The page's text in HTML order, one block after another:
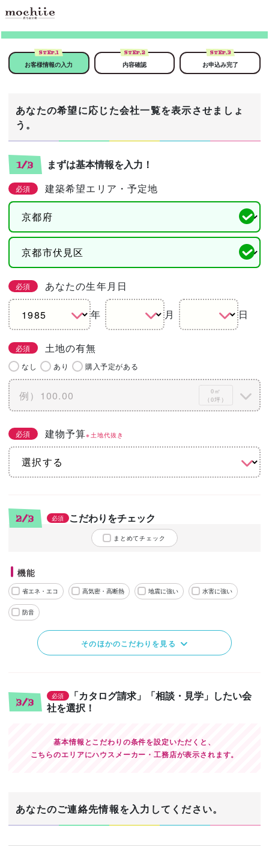
STEP.1
お客様情報の入力
STEP.2
内容確認
STEP.3
お申込み完了
あなたの希望に応じた会社一覧を表示させましょ
う。
1/3 まずは基本情報を入力！
必須 建築希望エリア・予定地
必須 あなたの生年月日
年 月 日
必須 土地の有無
なし あり 購入予定がある
0㎡
（0坪）
必須 建物予算※土地代抜き
2/3 必須 こだわりをチェック
まとめてチェック
機能
省エネ・エコ 高気密・高断熱 地震に強い 水害に強い
防音
そのほかのこだわりを見る
3/3
必須
「カタログ請求」「相談・見学」したい会
社を選択！
基本情報とこだわりの条件を設定いただくと、
こちらのエリアにハウスメーカー・工務店が表示されます。
あなたのご連絡先情報を入力してください。